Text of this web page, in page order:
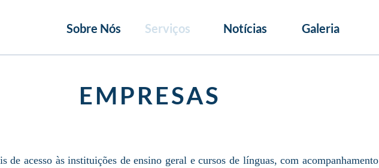
Sobre Nós Serviços Notícias Galeria
EMPRESAS
de acesso às instituições de ensino geral e cursos de línguas, com acompanhamento